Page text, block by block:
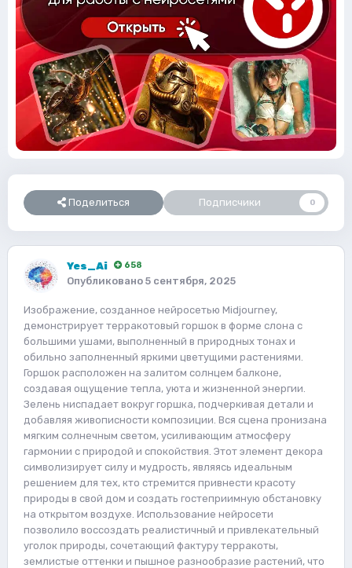
Поделиться Подписчики 0
Yes_Ai 658
Опубликовано 5 сентября, 2025
Изображение, созданное нейросетью Midjourney,
демонстрирует терракотовый горшок в форме слона с
большими ушами, выполненный в природных тонах и
обильно заполненный яркими цветущими растениями.
Горшок расположен на залитом солнцем балконе,
создавая ощущение тепла, уюта и жизненной энергии.
Зелень ниспадает вокруг горшка, подчеркивая детали и
добавляя живописности композиции. Вся сцена пронизана
мягким солнечным светом, усиливающим атмосферу
гармонии с природой и спокойствия. Этот элемент декора
символизирует силу и мудрость, являясь идеальным
решением для тех, кто стремится привнести красоту
природы в свой дом и создать гостеприимную обстановку
на открытом воздухе. Использование нейросети
позволило воссоздать реалистичный и привлекательный
уголок природы, сочетающий фактуру терракоты,
землистые оттенки и пышное разнообразие растений, что